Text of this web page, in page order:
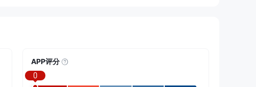
APP评分
0